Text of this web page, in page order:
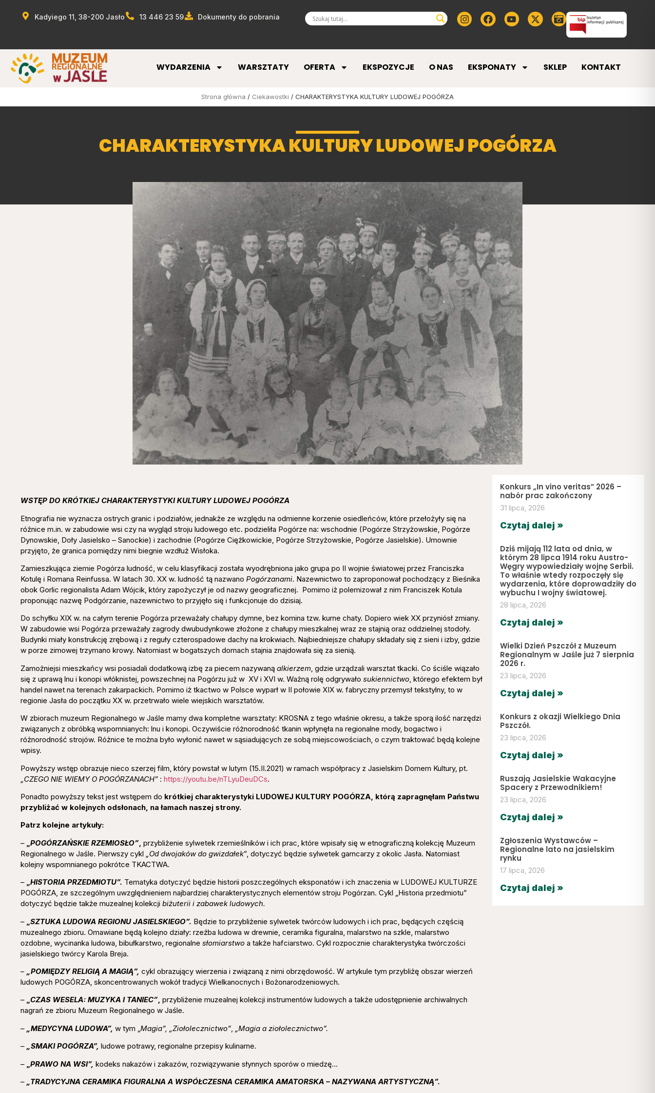
Kadyiego 11, 38-200 Jasło 13 446 23 59 Dokumenty do pobrania
WYDARZENIA WARSZTATY OFERTA EKSPOZYCJE O NAS EKSPONATY SKLEP KONTAKT
Strona główna / Ciekawostki / CHARAKTERYSTYKA KULTURY LUDOWEJ POGÓRZA
CHARAKTERYSTYKA KULTURY LUDOWEJ POGÓRZA
WSTĘP DO KRÓTKIEJ CHARAKTERYSTYKI KULTURY LUDOWEJ POGÓRZA
Etnografia nie wyznacza ostrych granic i podziałów, jednakże ze względu na odmienne korzenie osiedleńców, które przełożyły się na
różnice m.in. w zabudowie wsi czy na wygląd stroju ludowego etc. podzieliła Pogórze na: wschodnie (Pogórze Strzyżowskie, Pogórze
Dynowskie, Doły Jasielsko – Sanockie) i zachodnie (Pogórze Ciężkowickie, Pogórze Strzyżowskie, Pogórze Jasielskie). Umownie
przyjęto, że granica pomiędzy nimi biegnie wzdłuż Wisłoka.
Zamieszkująca ziemie Pogórza ludność, w celu klasyfikacji została wyodrębniona jako grupa po II wojnie światowej przez Franciszka
Kotulę i Romana Reinfussa. W latach 30. XX w. ludność tą nazwano Pogórzanami. Nazewnictwo to zaproponował pochodzący z Bieśnika
obok Gorlic regionalista Adam Wójcik, który zapożyczył je od nazwy geograficznej. Pomimo iż polemizował z nim Franciszek Kotula
proponując nazwę Podgórzanie, nazewnictwo to przyjęło się i funkcjonuje do dzisiaj.
Do schyłku XIX w. na całym terenie Pogórza przeważały chałupy dymne, bez komina tzw. kurne chaty. Dopiero wiek XX przyniósł zmiany.
W zabudowie wsi Pogórza przeważały zagrody dwubudynkowe złożone z chałupy mieszkalnej wraz ze stajnią oraz oddzielnej stodoły.
Budynki miały konstrukcję zrębową i z reguły czterospadowe dachy na krokwiach. Najbiedniejsze chałupy składały się z sieni i izby, gdzie
w porze zimowej trzymano krowy. Natomiast w bogatszych domach stajnia znajdowała się za sienią.
Zamożniejsi mieszkańcy wsi posiadali dodatkową izbę za piecem nazywaną alkierzem, gdzie urządzali warsztat tkacki. Co ściśle wiązało
się z uprawą lnu i konopi włóknistej, powszechnej na Pogórzu już w XV i XVI w. Ważną rolę odgrywało sukiennictwo, którego efektem był
handel nawet na terenach zakarpackich. Pomimo iż tkactwo w Polsce wyparł w II połowie XIX w. fabryczny przemysł tekstylny, to w
regionie Jasła do początku XX w. przetrwało wiele wiejskich warsztatów.
W zbiorach muzeum Regionalnego w Jaśle mamy dwa kompletne warsztaty: KROSNA z tego właśnie okresu, a także sporą ilość narzędzi
związanych z obróbką wspomnianych: lnu i konopi. Oczywiście różnorodność tkanin wpłynęła na regionalne mody, bogactwo i
różnorodność strojów. Różnice te można było wyłonić nawet w sąsiadujących ze sobą miejscowościach, o czym traktować będą kolejne
wpisy.
Powyższy wstęp obrazuje nieco szerzej film, który powstał w lutym (15.II.2021) w ramach współpracy z Jasielskim Domem Kultury, pt.
„CZEGO NIE WIEMY O POGÓRZANACH” : https://youtu.be/nTLyuDeuDCs.
Ponadto powyższy tekst jest wstępem do krótkiej charakterystyki LUDOWEJ KULTURY POGÓRZA, którą zapragnęłam Państwu
przybliżać w kolejnych odsłonach, na łamach naszej strony.
Patrz kolejne artykuły:
– „POGÓRZAŃSKIE RZEMIOSŁO”, przybliżenie sylwetek rzemieślników i ich prac, które wpisały się w etnograficzną kolekcję Muzeum
Regionalnego w Jaśle. Pierwszy cykl „Od dwojaków do gwizdałek”, dotyczyć będzie sylwetek garncarzy z okolic Jasła. Natomiast
kolejny wspomnianego pokrótce TKACTWA.
– „HISTORIA PRZEDMIOTU”. Tematyka dotyczyć będzie historii poszczególnych eksponatów i ich znaczenia w LUDOWEJ KULTURZE
POGÓRZA, ze szczególnym uwzględnieniem najbardziej charakterystycznych elementów stroju Pogórzan. Cykl „Historia przedmiotu”
dotyczyć będzie także muzealnej kolekcji biżuterii i zabawek ludowych.
–
SZTUKA LUDOWA REGIONU JASIELSKIEGO”. Będzie to przybliżenie sylwetek twórców ludowych i ich prac, będących częścią
muzealnego zbioru. Omawiane będą kolejno działy: rzeźba ludowa w drewnie, ceramika figuralna, malarstwo na szkle, malarstwo
ozdobne, wycinanka ludowa, bibułkarstwo, regionalne słomiarstwo a także hafciarstwo. Cykl rozpocznie charakterystyka twórczości
jasielskiego twórcy Karola Breja.
– „POMIĘDZY RELIGIĄ A MAGIĄ”, cykl obrazujący wierzenia i związaną z nimi obrzędowość. W artykule tym przybliżę obszar wierzeń
ludowych POGÓRZA, skoncentrowanych wokół tradycji Wielkanocnych i Bożonarodzeniowych.
– „CZAS WESELA: MUZYKA I TANIEC”, przybliżenie muzealnej kolekcji instrumentów ludowych a także udostępnienie archiwalnych
nagrań ze zbioru Muzeum Regionalnego w Jaśle.
–
„MEDYCYNA LUDOWA”, w tym „ Magia”, „Ziołolecznictwo”
„Magia a ziołolecznictwo”.
– „SMAKI POGÓRZA”, ludowe potrawy, regionalne przepisy kulinarne.
–
PRAWO NA WSI”, kodeks nakazów i zakazów, rozwiązywanie słynnych sporów o miedzę…
– „TRADYCYJNA CERAMIKA FIGURALNA A WSPÓŁCZESNA CERAMIKA AMATORSKA – NAZYWANA ARTYSTYCZNĄ”.
Konkurs „In vino veritas” 2026 –
nabór prac zakończony
31 lipca, 2026
Czytaj dalej »
Dziś mijają 112 lata od dnia, w
którym 28 lipca 1914 roku Austro-
Węgry wypowiedziały wojnę Serbii.
To właśnie wtedy rozpoczęły się
wydarzenia, które doprowadziły do
wybuchu I wojny światowej.
28 lipca, 2026
Czytaj dalej »
Wielki Dzień Pszczół z Muzeum
Regionalnym w Jaśle już 7 sierpnia
2026 r.
23 lipca, 2026
Czytaj dalej »
Konkurs z okazji Wielkiego Dnia
Pszczół.
23 lipca, 2026
Czytaj dalej »
Ruszają Jasielskie Wakacyjne
Spacery z Przewodnikiem!
23 lipca, 2026
Czytaj dalej »
Zgłoszenia Wystawców –
Regionalne lato na jasielskim
rynku
17 lipca, 2026
Czytaj dalej »